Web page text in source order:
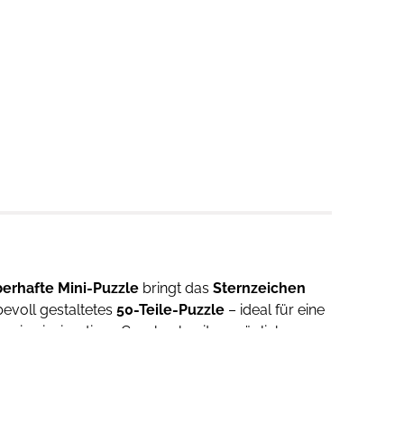
Mini-Puzzle bringt das Sternzeichen
gestaltetes 50-Teile-Puzzle – ideal für eine
einzigartiges Geschenk mit persönlicher